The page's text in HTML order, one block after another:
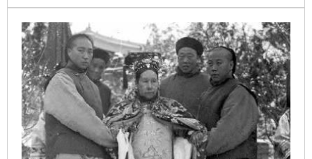
者唐家興）